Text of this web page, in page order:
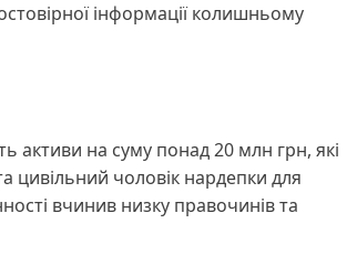
інформації колишньому
активи на суму понад 20 млн грн, які
цивільний чоловік нардепки для
вчинив низку правочинів та